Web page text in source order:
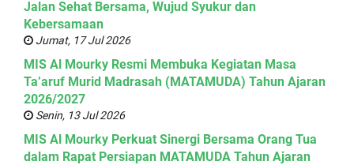
Jalan Sehat Bersama, Wujud Syukur dan
Kebersamaan
Jumat, 17 Jul 2026
MIS Al Mourky Resmi Membuka Kegiatan Masa
Ta’aruf Murid Madrasah (MATAMUDA) Tahun Ajaran
2026/2027
Senin, 13 Jul 2026
MIS Al Mourky Perkuat Sinergi Bersama Orang Tua
dalam Rapat Persiapan MATAMUDA Tahun Ajaran